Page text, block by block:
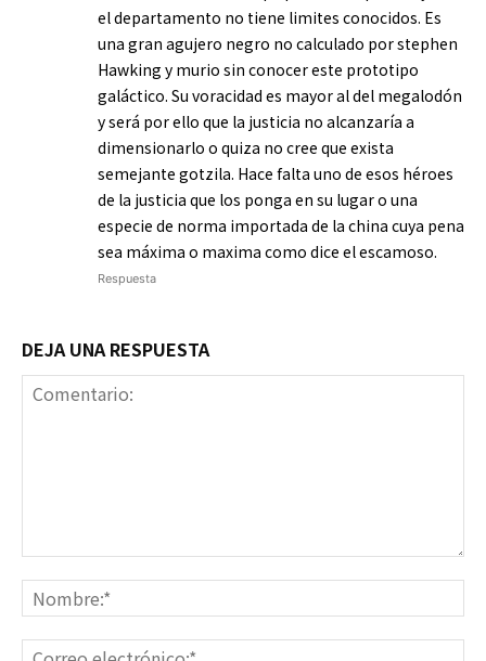
el departamento no tiene limites conocidos. Es
una gran agujero negro no calculado por stephen
Hawking y murio sin conocer este prototipo
galáctico. Su voracidad es mayor al del megalodón
y será por ello que la justicia no alcanzaría a
dimensionarlo o quiza no cree que exista
semejante gotzila. Hace falta uno de esos héroes
de la justicia que los ponga en su lugar o una
especie de norma importada de la china cuya pena
sea máxima o maxima como dice el escamoso.
Respuesta
DEJA UNA RESPUESTA